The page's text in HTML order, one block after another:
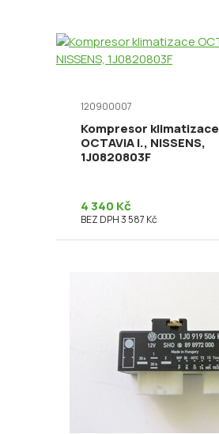
120900007
Kompresor klimatizace
OCTAVIA I., NISSENS,
1J0820803F
4 340 Kč
BEZ DPH 3 587 Kč